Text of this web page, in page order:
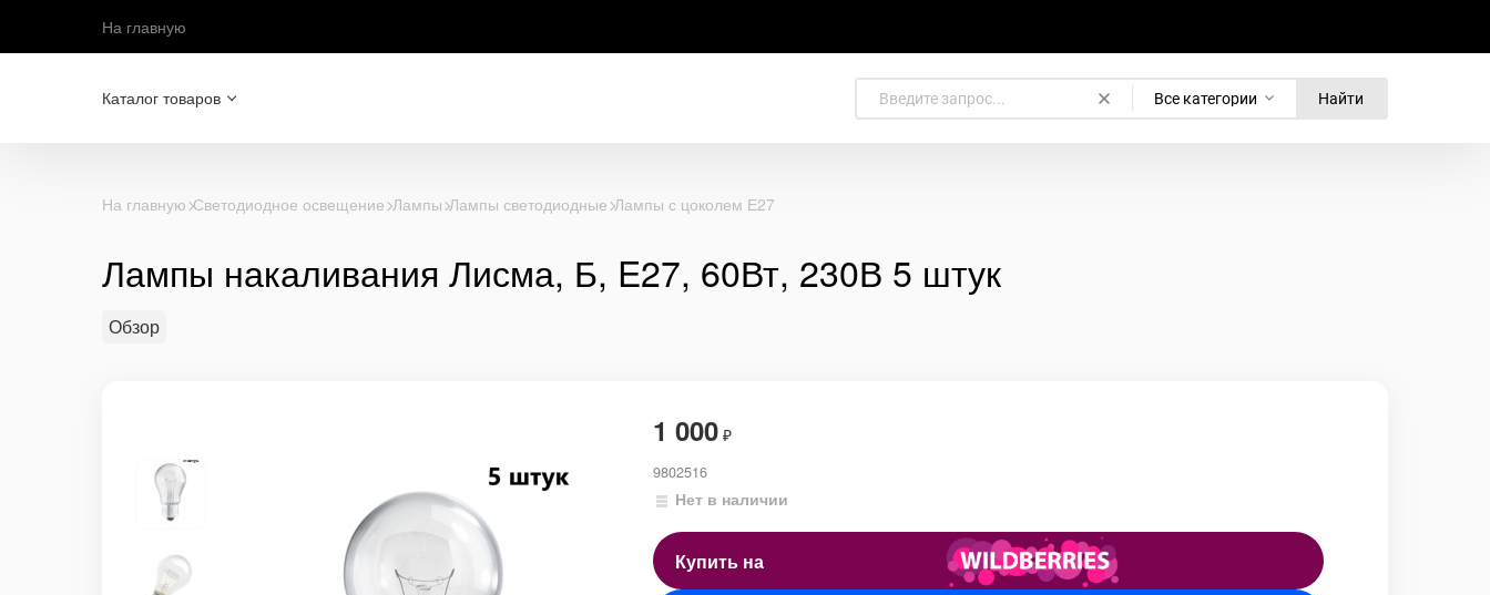
На главную
Каталог товаров Все категории Найти
На главную Светодиодное освещение Лампы Лампы светодиодные Лампы с цоколем Е27
Лампы накаливания Лисма, Б, E27, 60Вт, 230В 5 штук
Обзор
1 000 ₽
9802516
Нет в наличии
Купить на